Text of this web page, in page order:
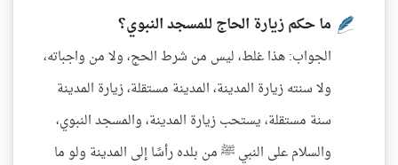
ما حكم زيارة الحاج للمسجد النبوي؟
الجواب: هذا غلط، ليس من شرط الحج، ولا من واجباته،
ولا سنته زيارة المدينة، المدينة مستقلة، زيارة المدينة
سنة مستقلة، يستحب زيارة المدينة، والمسجد النبوي،
والسلام على النبي ﷺ من بلده رأسًا إلى المدينة ولو ما